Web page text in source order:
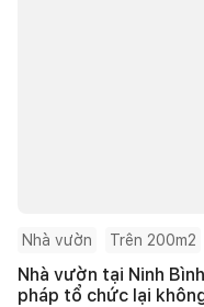
Nhà vườn Trên 200m2
Nhà vườn tại Ninh
pháp tổ chức lại